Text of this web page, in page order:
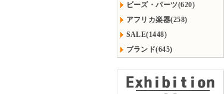
ビーズ・パーツ(620)
アフリカ楽器(258)
SALE(1448)
ブランド(645)